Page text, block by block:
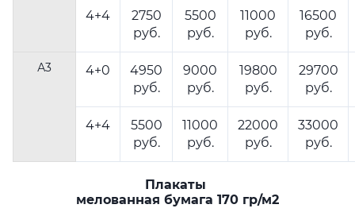
4+4
2750
руб.
5500
руб.
11000
руб.
16500
руб.
А3 4+0
4950
руб.
9000
руб.
19800
руб.
29700
руб.
4+4
5500
руб.
11000
руб.
22000
руб.
33000
руб.
Плакаты
мелованная бумага 170 гр/м2